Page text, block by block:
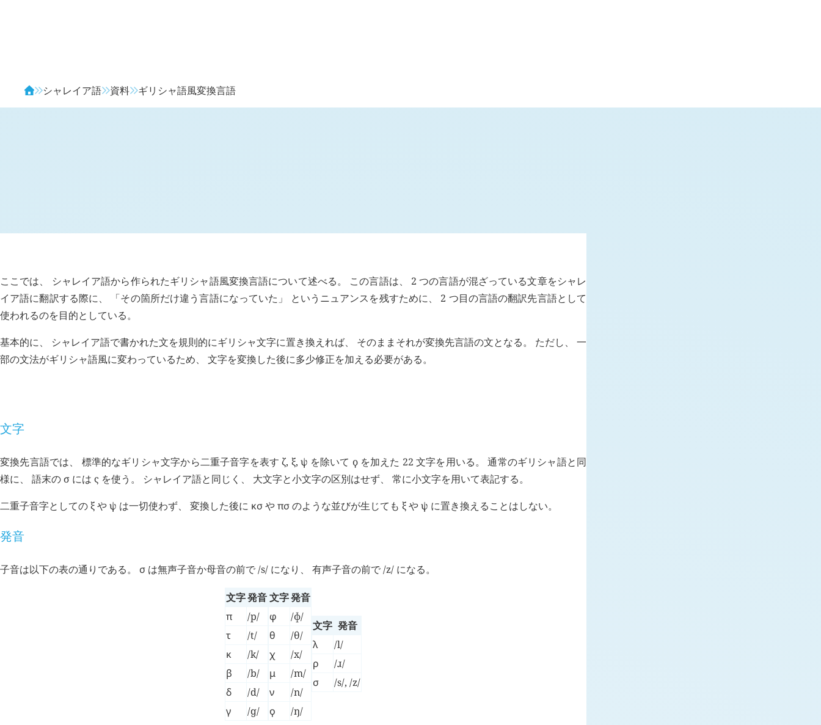
シャレイア語 資料 ギリシャ語風変換言語
ここでは、 シャレイア語から作られたギリシャ語風変換言語について述べる。 この言語は、 2 つの言語が混ざっている文章をシャレ
イア語に翻訳する際に、 「その箇所だけ違う言語になっていた」 というニュアンスを残すために、 2 つ目の言語の翻訳先言語として
使われるのを目的としている。
基本的に、 シャレイア語で書かれた文を規則的にギリシャ文字に置き換えれば、 そのままそれが変換先言語の文となる。 ただし、 一
部の文法がギリシャ語風に変わっているため、 文字を変換した後に多少修正を加える必要がある。
文字
変換先言語では、 標準的なギリシャ文字から二重子音字を表す ζ, ξ, ψ を除いて ϙ を加えた 22 文字を用いる。 通常のギリシャ語と同
様に、 語末の σ には ς を使う。 シャレイア語と同じく、 大文字と小文字の区別はせず、 常に小文字を用いて表記する。
二重子音字としての ξ や ψ は一切使わず、 変換した後に κσやπσのような並びが生じても ξ や ψ に置き換えることはしない。
発音
子音は以下の表の通りである。 σ は無声子音か母音の前で /s/ になり、 有声子音の前で /z/ になる。
文字発音
π
/p/
τ
/t/
κ
/k/
β
/b/
δ
/d/
γ
/ɡ/
文字発音
φ
/ɸ/
θ
/θ/
χ
/x/
μ
/m/
ν
/n/
ϙ
/ŋ/
文字 発音
λ
/l/
ρ
/ɹ/
σ
/s/, /z/